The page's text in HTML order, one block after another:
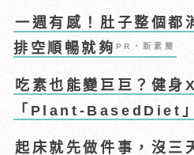
一週有感！肚子整個都
排空順暢就夠 PR・新素簡
吃素也能變巨巨？健身
「Plant-BasedDiet
起床就先做件事，沒三